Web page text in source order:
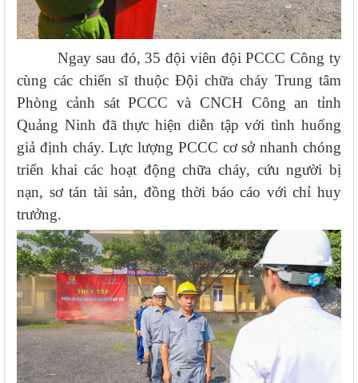
Ngay sau đó, 35 đội viên đội PCCC Công ty
cùng các chiến sĩ thuộc Đội chữa cháy Trung tâm
Phòng cảnh sát PCCC và CNCH Công an tỉnh
Quảng Ninh đã thực hiện diễn tập với tình huống
giả định cháy. Lực lượng PCCC cơ sở nhanh chóng
triển khai các hoạt động chữa cháy, cứu người bị
nạn, sơ tán tài sản, đồng thời báo cáo với chỉ huy
trưởng.